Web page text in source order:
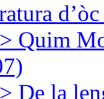
Quim
De la